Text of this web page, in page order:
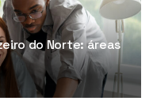
do Norte: áreas